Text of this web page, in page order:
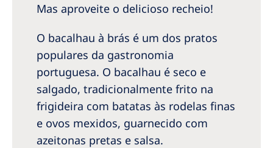
Mas aproveite o delicioso recheio!
O bacalhau à brás é um dos pratos
populares da gastronomia
portuguesa. O bacalhau é seco e
salgado, tradicionalmente frito na
frigideira com batatas às rodelas finas
e ovos mexidos, guarnecido com
azeitonas pretas e salsa.